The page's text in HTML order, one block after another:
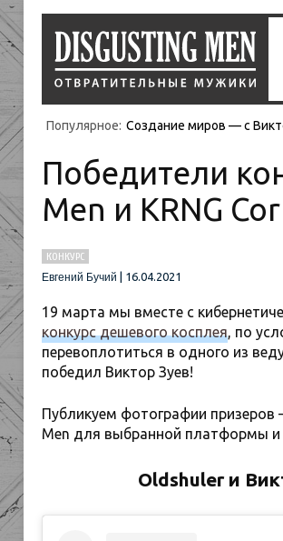
Популярное: Создание миров — с
Победители
Men и KRNG
КОНКУРС
Евгений Бучий
16.04.2021
19 марта мы вместе с
конкурс дешевого косплея, по
перевоплотиться в одного из
победил Виктор Зуев!
Публикуем фотографии
Men для выбранной платформы
Oldshuler и